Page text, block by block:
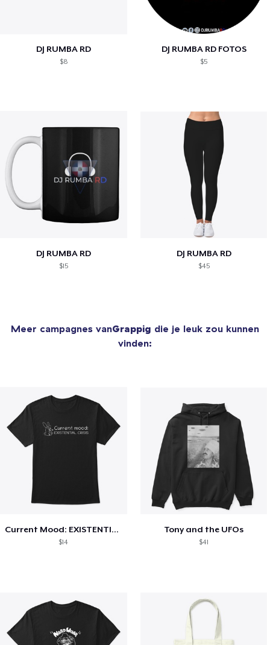
DJ RUMBA RD
$8
DJ RUMBA RD FOTOS
$5
DJ RUMBA RD
$15
DJ RUMBA RD
$45
Meer campagnes vanGrappig die je leuk zou kunnen
vinden:
Current Mood: EXISTENTIAL CRISIS
$14
Tony and the UFOs
$41